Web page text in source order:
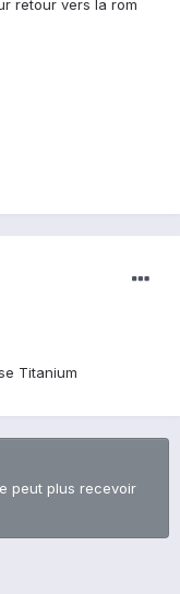
retour vers la rom
Titanium
peut plus recevoir